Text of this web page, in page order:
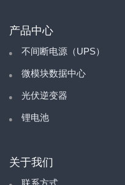
产品中心
不间断电源（UPS）
微模块数据中心
光伏逆变器
锂电池
关于我们